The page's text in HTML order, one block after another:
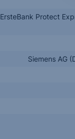
ErsteBank Protect
Siemens AG